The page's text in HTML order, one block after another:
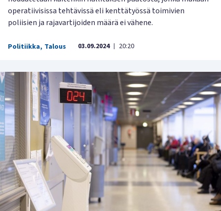
operatiivisissa tehtävissä eli kenttätyössä toimivien
poliisien ja rajavartijoiden määrä ei vähene.
Politiikka, Talous 03.09.2024 | 20:20